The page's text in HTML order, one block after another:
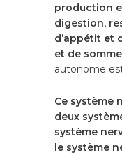
production
digestion,
d’appétit et
et de
autonome
Ce système
deux
système
le système